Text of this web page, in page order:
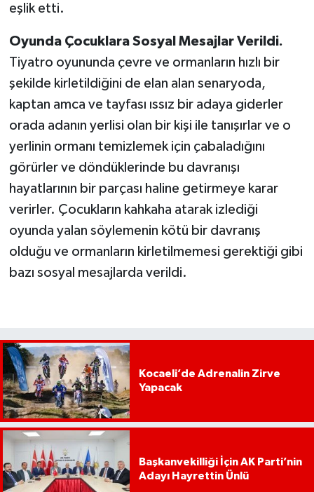
eşlik etti.
Oyunda Çocuklara Sosyal Mesajlar Verildi.
Tiyatro oyununda çevre ve ormanların hızlı bir
şekilde kirletildiğini de elan alan senaryoda,
kaptan amca ve tayfası ıssız bir adaya giderler
orada adanın yerlisi olan bir kişi ile tanışırlar ve o
yerlinin ormanı temizlemek için çabaladığını
görürler ve döndüklerinde bu davranışı
hayatlarının bir parçası haline getirmeye karar
verirler. Çocukların kahkaha atarak izlediği
oyunda yalan söylemenin kötü bir davranış
olduğu ve ormanların kirletilmemesi gerektiği gibi
bazı sosyal mesajlarda verildi.
Kocaeli’de Adrenalin Zirve
Yapacak
Başkanvekilliği İçin AK Parti’nin
Adayı Hayrettin Ünlü